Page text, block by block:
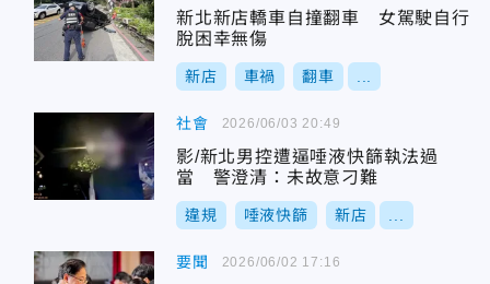
新北新店轎車自撞翻車 女駕駛自行
脫困幸無傷
新店 車禍 翻車
社會
影/新北男控遭逼唾液快篩執法過
當 警澄清：未故意刁難
違規 唾液快篩 新店
2026/06/03 20:49
要聞 2026/06/02 17:16